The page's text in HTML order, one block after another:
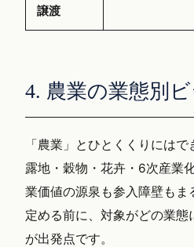
譲渡
4. 農業の業態別
「農業」とひとくくりには
露地・穀物・花卉・6次産業
業価値の源泉も参入障壁もま
定める前に、対象がどの業
が出発点です。